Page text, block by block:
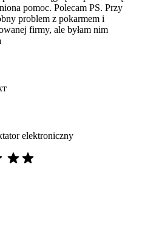
pomoc. Polecam PS. Przy
problem z pokarmem i
firmy, ale byłam nim
elektroniczny